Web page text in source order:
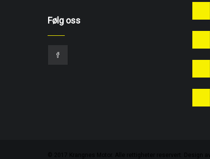
Følg oss
© 2017 Krangnes Motor. Alle rettigheter reservert. Design av